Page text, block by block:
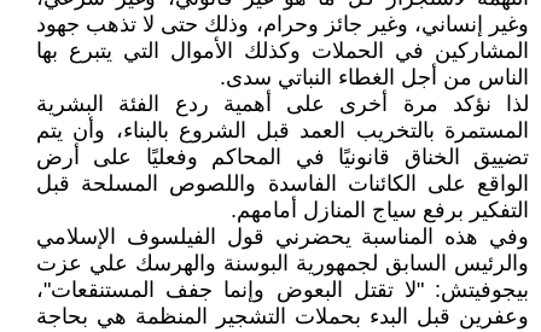
وغير إنساني، وغير جائز وحرام، وذلك حتى لا تذهب جهود
المشاركين في الحملات وكذلك الأموال التي يتبرع بها
الناس من أجل الغطاء النباتي سدى.
لذا نؤكد مرة أخرى على أهمية ردع الفئة البشرية
المستمرة بالتخريب العمد قبل الشروع بالبناء، وأن يتم
تضييق الخناق قانونيًا في المحاكم وفعليًا على أرض
الواقع على الكائنات الفاسدة واللصوص المسلحة قبل
التفكير برفع سياج المنازل أمامهم.
وفي هذه المناسبة يحضرني قول الفيلسوف الإسلامي
والرئيس السابق لجمهورية البوسنة والهرسك علي عزت
بيجوفيتش: "لا تقتل البعوض وإنما جفف المستنقعات"،
وعفرين قبل البدء بحملات التشجير المنظمة هي بحاجة